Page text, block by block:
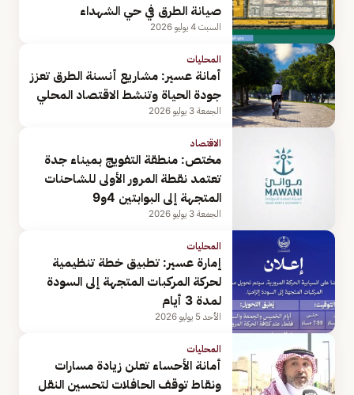
صيانة الطرق في حي الشهداء
السبت 4 يوليو 2026
المحليات
أمانة عسير: مشاريع أنسنة الطرق تعزز
جودة الحياة وتنشط الاقتصاد المحلي
الجمعة 3 يوليو 2026
الاقتصاد
مختص: منطقة التفويج بميناء جدة
تعتمد نقطة المرور الأولى للشاحنات
المتجهة إلى البوابتين 4و9
الجمعة 3 يوليو 2026
المحليات
إمارة عسير: تطبيق خطة تنظيمية
لحركة المركبات المتجهة إلى السودة
لمدة 3 أيام
الأحد 5 يوليو 2026
المحليات
أمانة الأحساء تعلن زيادة مسارات
ونقاط توقف الحافلات لتحسين النقل